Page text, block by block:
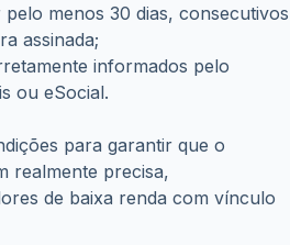
menos 30 dias, consecutivos
assinada;
informados pelo
ou eSocial.
para garantir que o
realmente precisa,
de baixa renda com vínculo